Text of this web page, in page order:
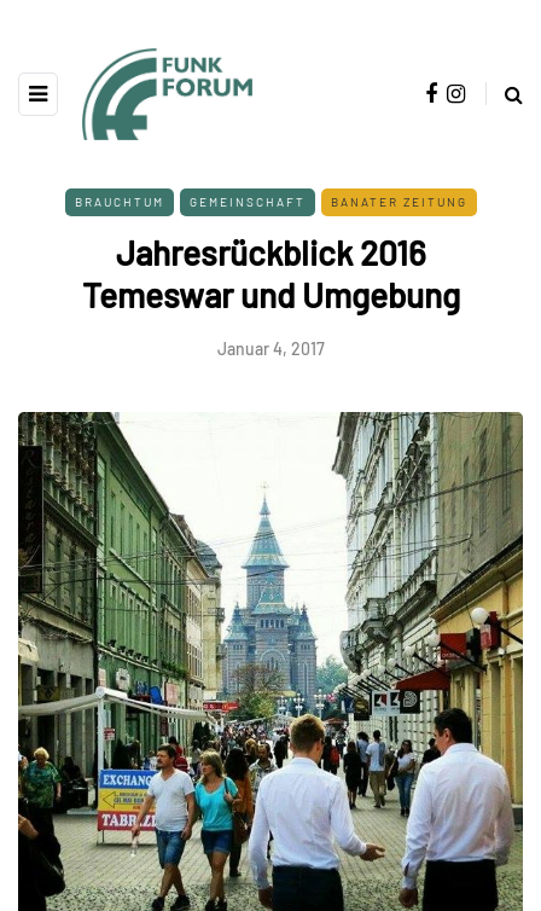
BRAUCHTUM GEMEINSCHAFT BANATER ZEITUNG
Jahresrückblick 2016
Temeswar und Umgebung
Januar 4, 2017